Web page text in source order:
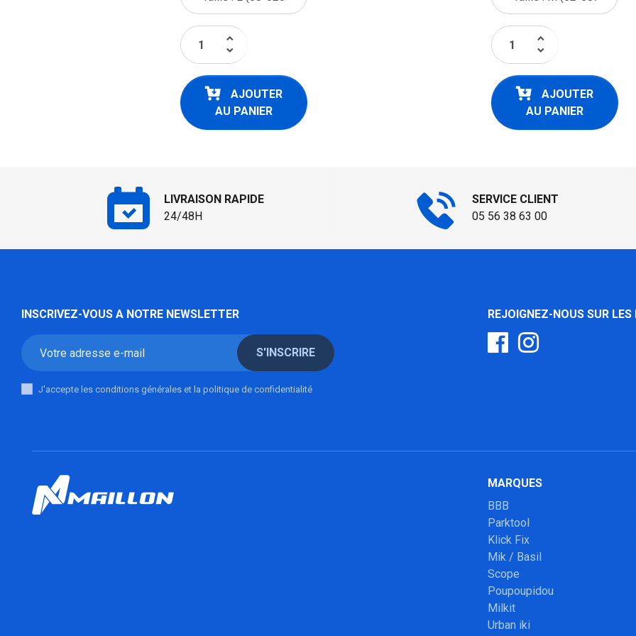
keyboard_arrow_up
keyboard_arrow_down
AJOUTER
AU PANIER
keyboard_arrow_up
keyboard_arrow_down
AJOUTER
AU PANIER
LIVRAISON RAPIDE
24/48H
SERVICE CLIENT
05 56 38 63 00
INSCRIVEZ-VOUS A NOTRE NEWSLETTER
S'INSCRIRE
J'accepte les conditions générales et la politique de confidentialité
REJOIGNEZ-NOUS SUR
MARQUES
BBB
Parktool
Klick Fix
Mik / Basil
Scope
Poupoupidou
Milkit
Urban iki